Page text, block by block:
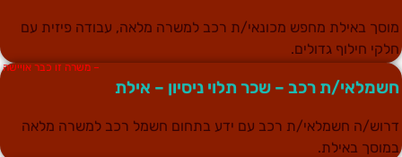
באילת מחפש מכונאי/ת רכב למשרה מלאה, עבודה פיזית עם
חילוף גדולים.
– משרה זו כבר אויישה
ת רכב – שכר תלוי ניסיון – אילת
ה חשמלאי/ת רכב עם ידע בתחום חשמל רכב למשרה מלאה
באילת.